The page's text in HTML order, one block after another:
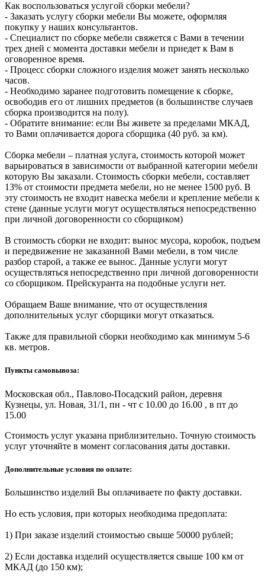
Как воспользоваться услугой сборки мебели?
- Заказать услугу сборки мебели Вы можете, оформляя
покупку у наших консультантов.
- Специалист по сборке мебели свяжется с Вами в течении
трех дней с момента доставки мебели и приедет к Вам в
оговоренное время.
- Процесс сборки сложного изделия может занять несколько
часов.
- Необходимо заранее подготовить помещение к сборке,
освободив его от лишних предметов (в большинстве случаев
сборка производится на полу).
- Обратите внимание: если Вы живете за пределами МКАД,
то Вами оплачивается дорога сборщика (40 руб. за км).
Сборка мебели – платная услуга, стоимость которой может
варьироваться в зависимости от выбранной категории мебели
которую Вы заказали. Стоимость сборки мебели, составляет
13% от стоимости предмета мебели, но не менее 1500 руб. В
эту стоимость не входит навеска мебели и крепление мебели к
стене (данные услуги могут осуществляться непосредственно
при личной договоренности со сборщиком)
В стоимость сборки не входит: вынос мусора, коробок, подъем
и передвижение не заказанной Вами мебели, в том числе
разбор старой, а также ее вынос. Данные услуги могут
осуществляться непосредственно при личной договоренности
со сборщиком. Прейскуранта на подобные услуги нет.
Обращаем Ваше внимание, что от осуществления
дополнительных услуг сборщики могут отказаться.
Также для правильной сборки необходимо как минимум 5-6
кв. метров.
Пункты самовывоза:
Московская обл., Павлово-Посадский район, деревня
Кузнецы, ул. Новая, 31/1, пн - чт с 10.00 до 16.00 , в пт до
15.00
Стоимость услуг указана приблизительно. Точную стоимость
услуг уточняйте в момент согласования даты доставки.
Дополнительные условия по оплате:
Большинство изделий Вы оплачиваете по факту доставки.
Но есть условия, при которых необходима предоплата:
1) При заказе изделий стоимостью свыше 50000 рублей;
2) Если доставка изделий осуществляется свыше 100 км от
МКАД (до 150 км);